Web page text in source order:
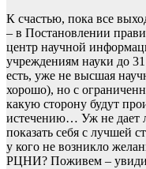
К счастью, пока все
– в Постановлении
центр научной
учреждениям науки до
есть, уже не высшая
хорошо), но с
какую сторону будут
истечению… Уж не дает
показать себя с лучшей
у кого не возникло
РЦНИ? Поживем –